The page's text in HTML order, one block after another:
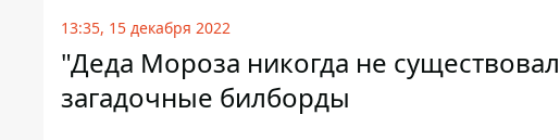
13:35, 15 декабря 2022
"Деда Мороза никогда не
загадочные билборды